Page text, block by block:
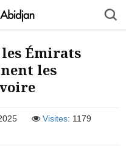
les Émirats
les
Visites: 1179